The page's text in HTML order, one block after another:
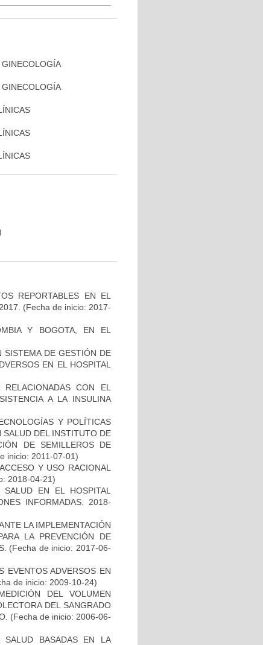
REPORTABLES EN EL
(Fecha de inicio: 2017-
Y BOGOTA, EN EL
SISTEMA DE GESTIÓN DE
EN EL HOSPITAL
CON EL
A LA INSULINA
Y POLÍTICAS
SALUD DEL INSTITUTO DE
DE SEMILLEROS DE
inicio: 2011-07-01)
Y USO RACIONAL
2018-04-21)
EN EL HOSPITAL
INFORMADAS. 2018-
LA IMPLEMENTACIÓN
LA PREVENCIÓN DE
(Fecha de inicio: 2017-06-
EVENTOS ADVERSOS EN
de inicio: 2009-10-24)
DEL VOLUMEN
DEL SANGRADO
(Fecha de inicio: 2006-06-
SALUD BASADAS EN LA